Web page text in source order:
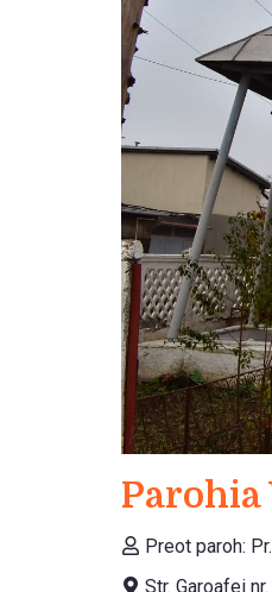
Parohia
Preot paroh:
Str. Garoafei